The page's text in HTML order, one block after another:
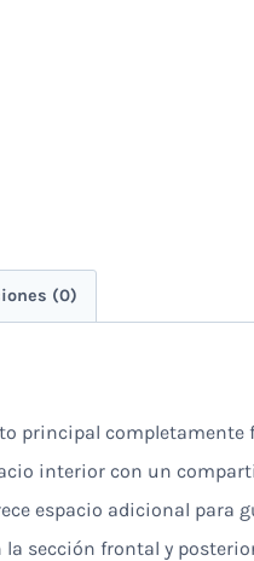
(0)
principal
interior con un
espacio adicional
la sección frontal y